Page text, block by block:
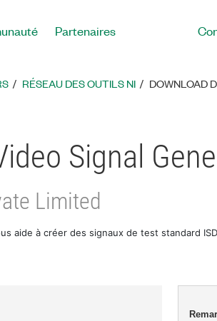
Partenaires
RÉSEAU DES OUTILS NI DOWNLOAD
Signal
Limited
aide à créer des signaux de test standard